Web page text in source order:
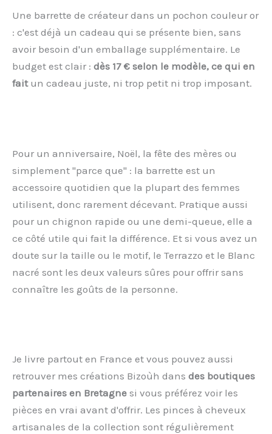
Une barrette de créateur dans un pochon couleur or
: c'est déjà un cadeau qui se présente bien, sans
avoir besoin d'un emballage supplémentaire. Le
budget est clair : dès 17 € selon le modèle, ce qui en
faitun cadeau juste, ni trop petit ni trop imposant.
Pour un anniversaire, Noël, la fête des mères ou
simplement "parce que" : la barrette est un
accessoire quotidien que la plupart des femmes
utilisent, donc rarement décevant. Pratique aussi
pour un chignon rapide ou une demi-queue, elle a
ce côté utile qui fait la différence. Et si vous avez un
doute sur la taille ou le motif, le Terrazzo et le Blanc
nacré sont les deux valeurs sûres pour offrir sans
connaître les goûts de la personne.
Je livre partout en France et vous pouvez aussi
retrouver mes créations Bizoùh dans des boutiques
partenaires en Bretagne si vous préférez voir les
pièces en vrai avant d'offrir. Les pinces à cheveux
artisanales de la collection sont régulièrement